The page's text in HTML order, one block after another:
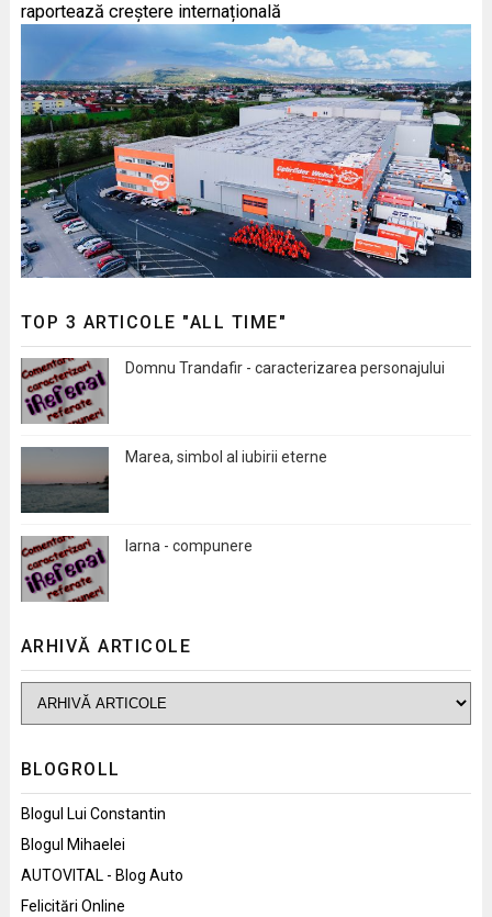
raportează creștere internațională
TOP 3 ARTICOLE "ALL TIME"
Domnu Trandafir - caracterizarea personajului
Marea, simbol al iubirii eterne
Iarna - compunere
ARHIVĂ ARTICOLE
BLOGROLL
Blogul Lui Constantin
Blogul Mihaelei
AUTOVITAL - Blog Auto
Felicitări Online